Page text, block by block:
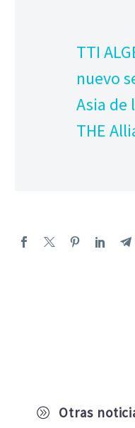
A Otras
TTI
nuevo
Asia de
THE